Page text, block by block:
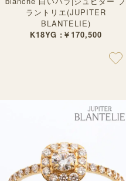
ラントリエ(JUPITER
BLANTELIE)
K18YG :￥170,500